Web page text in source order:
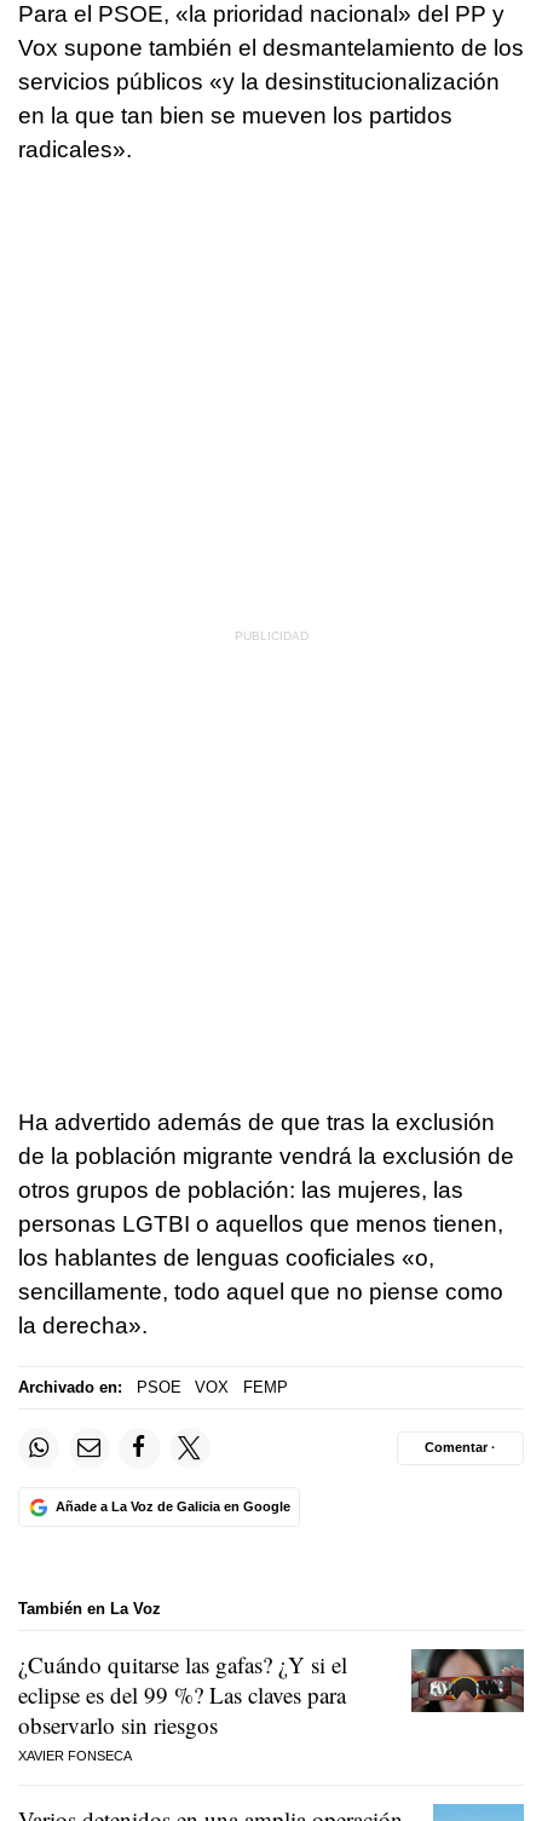
Para el PSOE, «la prioridad nacional» del PP y
Vox supone también el desmantelamiento de los
servicios públicos «y la desinstitucionalización
en la que tan bien se mueven los partidos
radicales».
Ha advertido además de que tras la exclusión
de la población migrante vendrá la exclusión de
otros grupos de población: las mujeres, las
personas LGTBI o aquellos que menos tienen,
los hablantes de lenguas cooficiales «o,
sencillamente, todo aquel que no piense como
la derecha».
Archivado en: PSOE VOX FEMP
Añade a La Voz de Galicia en Google
Comentar ·
También en La Voz
¿Cuándo quitarse las gafas? ¿Y si el
eclipse es del 99 %? Las claves para
observarlo sin riesgos
XAVIER FONSECA